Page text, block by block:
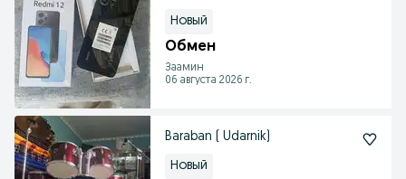
Новый
Обмен
Заамин
06 августа 2026 г.
Baraban ( Udarnik)
Новый